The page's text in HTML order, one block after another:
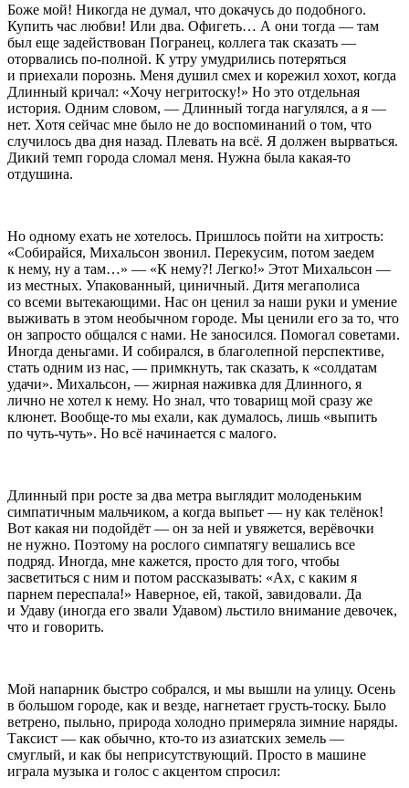
Боже мой! Никогда не думал, что докачусь до подобного.
Купить час любви! Или два. Офигеть… А они тогда — там
был еще задействован Погранец, коллега так сказать —
оторвались по-полной. К утру умудрились потеряться
и приехали порознь. Меня душил смех и корежил хохот, когда
Длинный кричал: «Хочу негритоску!» Но это отдельная
история. Одним словом, — Длинный тогда нагулялся, а я —
нет. Хотя сейчас мне было не до воспоминаний о том, что
случилось два дня назад. Плевать на всё. Я должен вырваться.
Дикий темп города сломал меня. Нужна была какая-то
отдушина.
Но одному ехать не хотелось. Пришлось пойти на хитрость:
«Собирайся, Михальсон звонил. Перекусим, потом заедем
к нему, ну а там…» — «К нему?! Легко!» Этот Михальсон —
из местных. Упакованный, циничный. Дитя мегаполиса
со всеми вытекающими. Нас он ценил за наши руки и умение
выживать в этом необычном городе. Мы ценили его за то, что
он запросто общался с нами. Не заносился. Помогал советами.
Иногда деньгами. И собирался, в благолепной перспективе,
стать одним из нас, — примкнуть, так сказать, к «солдатам
удачи». Михальсон, — жирная наживка для Длинного, я
лично не хотел к нему. Но знал, что товарищ мой сразу же
клюнет. Вообще-то мы ехали, как думалось, лишь «выпить
по чуть-чуть». Но всё начинается с малого.
Длинный при росте за два метра выглядит молоденьким
симпатичным мальчиком, а когда выпьет — ну как телёнок!
Вот какая ни подойдёт — он за ней и увяжется, верёвочки
не нужно. Поэтому на рослого симпатягу вешались все
подряд. Иногда, мне кажется, просто для того, чтобы
засветиться с ним и потом рассказывать: «Ах, с каким я
парнем переспала!» Наверное, ей, такой, завидовали. Да
и Удаву (иногда его звали Удавом) льстило внимание девочек,
что и говорить.
Мой напарник быстро собрался, и мы вышли на улицу. Осень
в большом городе, как и везде, нагнетает грусть-тоску. Было
ветрено, пыльно, природа холодно примеряла зимние наряды.
Таксист — как обычно, кто-то из азиатских земель —
смуглый, и как бы неприсутствующий. Просто в машине
играла музыка и голос с акцентом спросил: